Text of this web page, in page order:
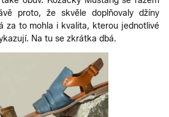
proto, že skvěle doplňovaly džíny
za to mohla i kvalita, kterou jednotlivé
Na tu se zkrátka dbá.